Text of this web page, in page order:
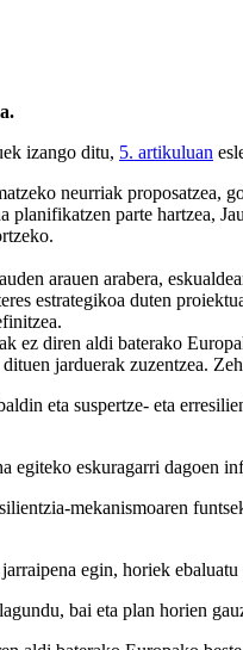
izango ditu, 5. artikuluan
neurriak proposatzea,
parte hartzea,
arauen arabera,
estrategikoa duten
ez diren aldi baterako
jarduerak zuzentzea.
eta suspertze- eta
egiteko eskuragarri dagoen
mekanismoaren
egin, horiek
bai eta plan horien